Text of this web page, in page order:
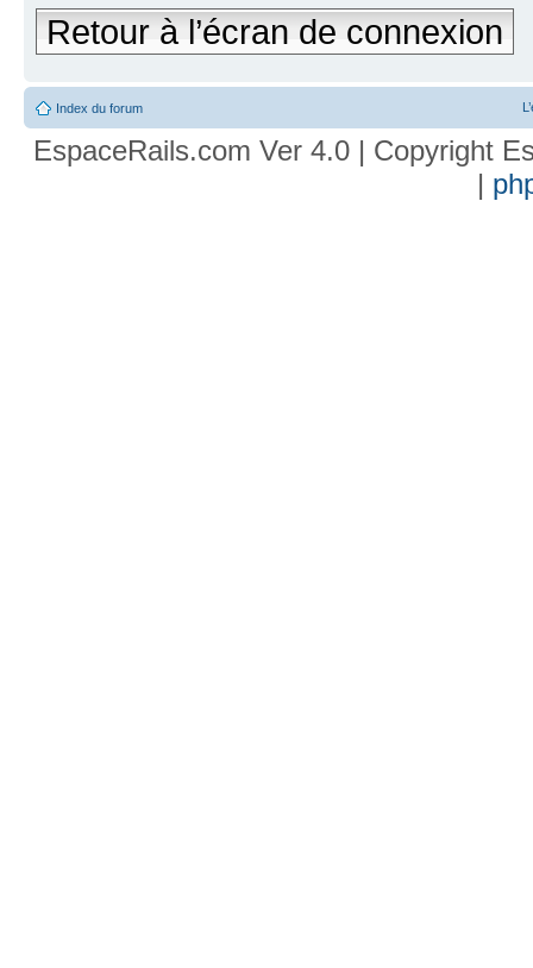
Retour à l’écran de connexion
Index du forum
EspaceRails.com Ver 4.0 | Copyright
|